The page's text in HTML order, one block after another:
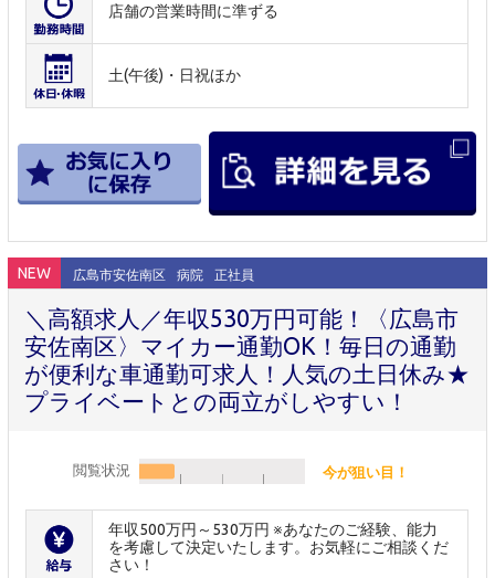
店舗の営業時間に準ずる
土(午後)・日祝ほか
NEW 広島市安佐南区 病院 正社員
＼高額求人／年収530万円可能！〈広島市
安佐南区〉マイカー通勤OK！毎日の通勤
が便利な車通勤可求人！人気の土日休み★
プライベートとの両立がしやすい！
閲覧状況 今が狙い目！
年収500万円～530万円 ※あなたのご経験、能力
を考慮して決定いたします。お気軽にご相談くだ
さい！